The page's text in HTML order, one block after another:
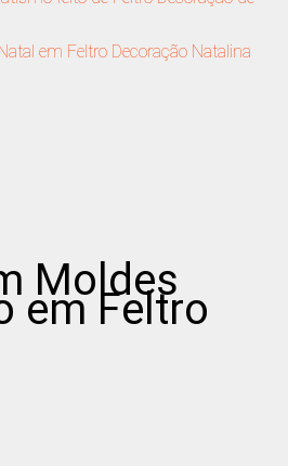
em Feltro Decoração Natalina
Moldes
em Feltro